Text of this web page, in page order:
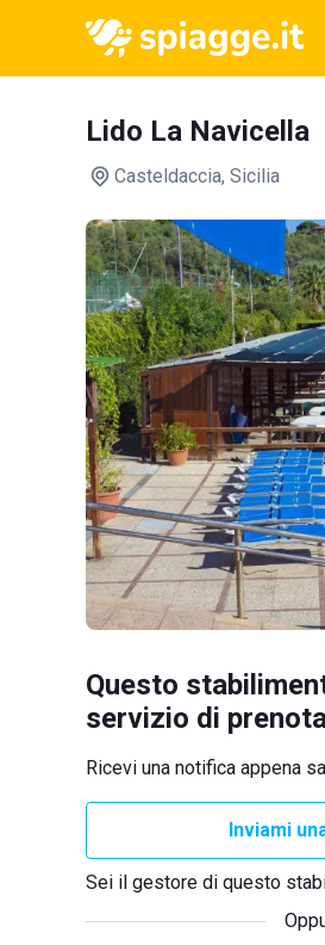
Lido La Navicella
Casteldaccia, Sicilia
Questo
servizio di
Ricevi una notifica appena
Inviami
Sei il gestore di questo